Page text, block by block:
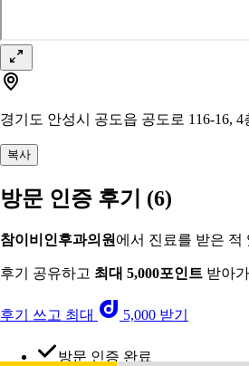
경기도 안성시 공도읍 공도로 116-16, 4
복사
방문 인증 후기 (6)
참이비인후과의원 에서 진료를 받은 적
후기 공유하고 최대 5,000포인트 받아
후기 쓰고 최대 5,000 받기
방문 인증 완료